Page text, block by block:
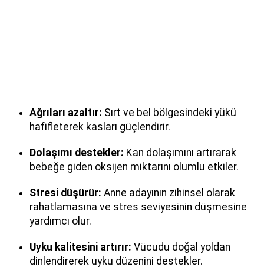
Ağrıları azaltır: Sırt ve bel bölgesindeki yükü
hafifleterek kasları güçlendirir.
Dolaşımı destekler: Kan dolaşımını artırarak
bebeğe giden oksijen miktarını olumlu etkiler.
Stresi düşürür: Anne adayının zihinsel olarak
rahatlamasına ve stres seviyesinin düşmesine
yardımcı olur.
Uyku kalitesini artırır: Vücudu doğal yoldan
dinlendirerek uyku düzenini destekler.